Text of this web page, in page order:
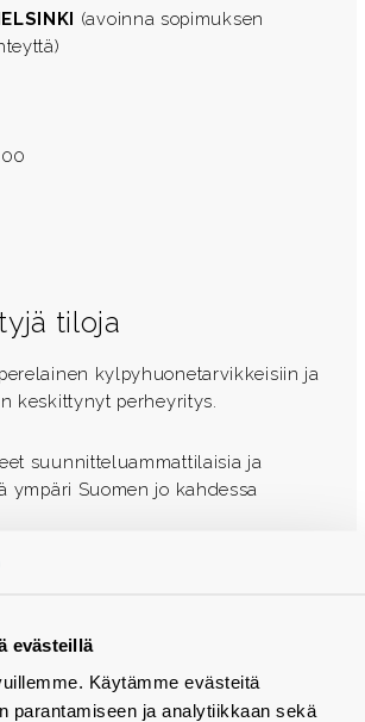
evästeillä
Käytämme evästeitä
parantamiseen ja analytiikkaan sekä
(avoinna sopimuksen
tiloja
kylpyhuonetarvikkeisiin ja
keskittynyt perheyritys.
suunnitteluammattilaisia ja
ympäri Suomen jo kahdessa
mielellämme